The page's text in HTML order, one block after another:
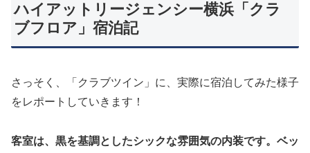
ハイアットリージェンシー横浜「クラ
ブフロア」宿泊記
さっそく、「クラブツイン」に、実際に宿泊してみた様子
をレポートしていきます！
客室は、黒を基調としたシックな雰囲気の内装です。 ベッ